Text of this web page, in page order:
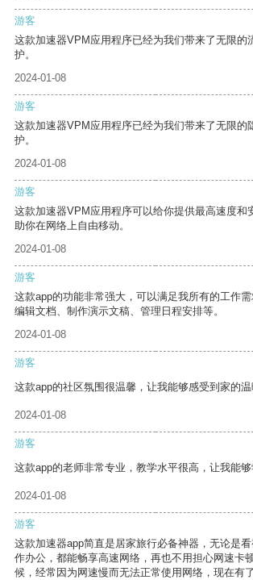
游客
这款加速器VPM应用程序已经为我们带来了无限的
护。
2024-01-08
游客
这款加速器VPM应用程序已经为我们带来了无限的
护。
2024-01-08
游客
这款加速器VPM应用程序可以给你提供最高速度和
助你在网络上自由移动。
2024-01-08
游客
这款app的功能非常强大，可以满足我所有的工作
编辑文档、制作演示文稿、管理日程安排等。
2024-01-08
游客
这款app的社区氛围很温馨，让我能够感受到家的温
2024-01-08
游客
这款app的老师非常专业，教学水平很高，让我能够
2024-01-08
游客
这款加速器app简直是居家旅行必备神器，无论是
作办公，都能畅享高速网络，再也不用担心网速卡
候，经常因为网速慢而无法正常使用网络，现在有